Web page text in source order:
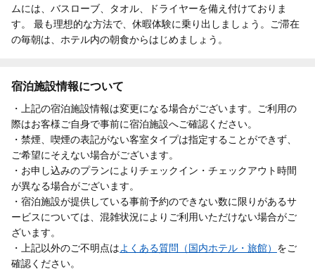
ムには、バスローブ、タオル、ドライヤーを備え付けておりま
す。 最も理想的な方法で、休暇体験に乗り出しましょう。ご滞在
の毎朝は、ホテル内の朝食からはじめましょう。
宿泊施設情報について
・上記の宿泊施設情報は変更になる場合がございます。ご利用の
際はお客様ご自身で事前に宿泊施設へご確認ください。
・禁煙、喫煙の表記がない客室タイプは指定することができず、
ご希望にそえない場合がございます。
・お申し込みのプランによりチェックイン・チェックアウト時間
が異なる場合がございます。
・宿泊施設が提供している事前予約のできない数に限りがあるサ
ービスについては、混雑状況によりご利用いただけない場合がご
ざいます。
・上記以外のご不明点はよくある質問（国内ホテル・旅館） をご
確認ください。